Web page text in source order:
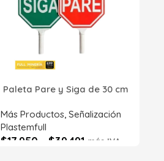
Paleta Pare y Siga de 30 cm
Más Productos,Señalización
Plastemfull
$17.950 $39.491 más IVA